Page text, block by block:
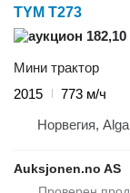
TYM T273
182,10
Мини трактор
2015
773 м/ч
Норвегия,
Auksjonen.no AS